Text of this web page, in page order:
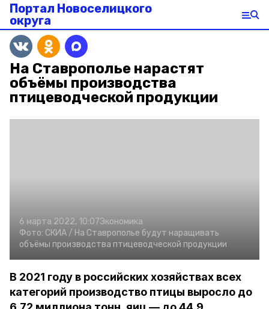
Портал Новоселицкого
округа
На Ставрополье нарастят
объёмы производства
птицеводческой продукции
6 марта 2022, 10:07Экономика
Фото: СКИА / На Ставрополье будут наращивать
объёмы производства птицеводческой продукции
В 2021 году в российских хозяйствах всех
категорий производство птицы выросло до